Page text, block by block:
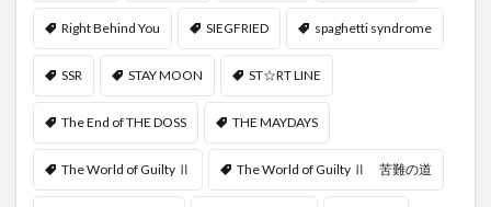
Right Behind You SIEGFRIED spaghetti syndrome
SSR STAY MOON ST☆RT LINE
The End of THE DOSS THE MAYDAYS
The World of Guilty Ⅱ The World of Guilty Ⅱ 苦難の道